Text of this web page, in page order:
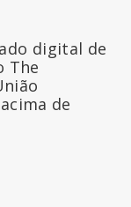
digital de
The
de